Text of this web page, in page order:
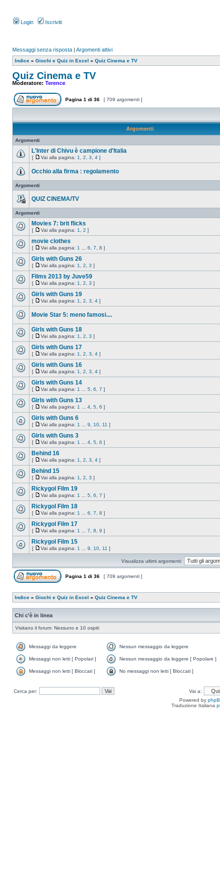
Login Iscriviti
Messaggi senza risposta | Argomenti attivi
Indice » Giochi e Quiz in Excel » Quiz Cinema e TV
Quiz Cinema e TV
Moderatore: Terence
Pagina 1 di 36 [ 709 argomenti ]
Argomenti
Argomenti
L'Inter di Chivu è campione d'Italia
[ Vai alla pagina: 1 2 3 4 ]
Occhio alla firma : regolamento
Argomenti
QUIZ CINEMA/TV
Argomenti
Movies 7: brit flicks
[ Vai alla pagina: 1 2 ]
movie clothes
[ Vai alla pagina: 1 6 7 8 ]
Girls with Guns 26
[ Vai alla pagina: 1 2 3 ]
Films 2013 by Juve59
[ Vai alla pagina: 1 2 3 ]
Girls with Guns 19
[ Vai alla pagina: 1 2 3 4 ]
Movie Star 5: meno famosi....
Girls with Guns 18
[ Vai alla pagina: 1 2 3 ]
Girls with Guns 17
[ Vai alla pagina: 1 2 3 4 ]
Girls with Guns 16
[ Vai alla pagina: 1 2 3 4 ]
Girls with Guns 14
[ Vai alla pagina: 1 5 6 7 ]
Girls with Guns 13
[ Vai alla pagina: 1 4 5 6 ]
Girls with Guns 6
[ Vai alla pagina: 1 9 10 11 ]
Girls with Guns 3
[ Vai alla pagina: 1 4 5 6 ]
Behind 16
[ Vai alla pagina: 1 2 3 4 ]
Behind 15
[ Vai alla pagina: 1 2 3 ]
Rickygol Film 19
[ Vai alla pagina: 1 5 6 7 ]
Rickygol Film 18
[ Vai alla pagina: 1 6 7 8 ]
Rickygol Film 17
[ Vai alla pagina: 1 7 8 9 ]
Rickygol Film 15
[ Vai alla pagina: 1 9 10 11 ]
Visualizza ultimi argomenti:
Pagina 1 di 36 [ 709 argomenti ]
Indice » Giochi e Quiz in Excel » Quiz Cinema e TV
Chi c’è in linea
Visitano il forum: Nessuno e 10 ospiti
Messaggi da leggere Nessun messaggio da leggere
Messaggi non letti [ Popolari ] Nessun messaggio da leggere [ Popolare ]
Messaggi non letti [ Bloccati ] No messaggi non letti [ Bloccati ]
Cerca per:
Vai a:
Powered by
Traduzione Italiana